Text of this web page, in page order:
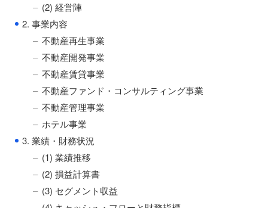
(2) 経営陣
● 2. 事業内容
不動産再生事業
不動産開発事業
不動産賃貸事業
不動産ファンド・コンサルティング事業
不動産管理事業
ホテル事業
● 3. 業績・財務状況
(1) 業績推移
(2) 損益計算書
(3) セグメント収益